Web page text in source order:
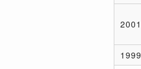
2001
1999